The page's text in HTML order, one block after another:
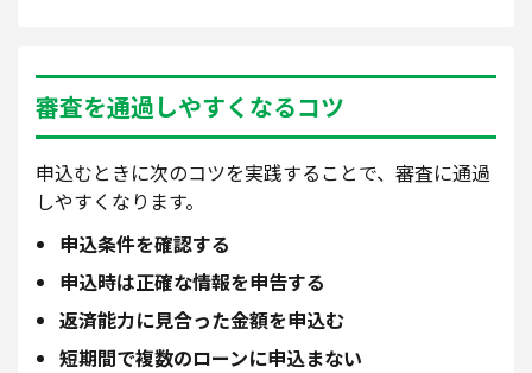
審査を通過しやすくなるコツ
申込むときに次のコツを実践することで、審査に通過
しやすくなります。
申込条件を確認する
申込時は正確な情報を申告する
返済能力に見合った金額を申込む
短期間で複数のローンに申込まない